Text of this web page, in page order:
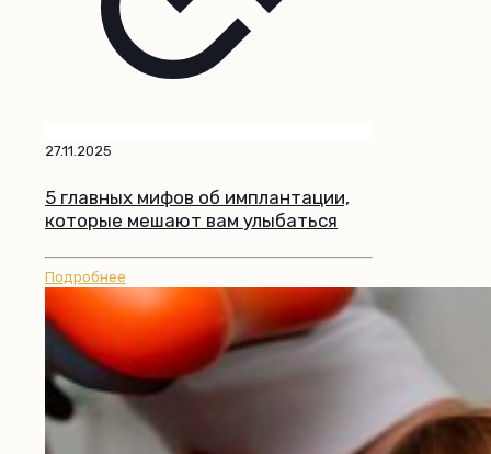
27.11.2025
5 главных мифов об имплантации,
которые мешают вам улыбаться
Подробнее